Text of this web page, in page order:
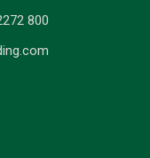
800 82272